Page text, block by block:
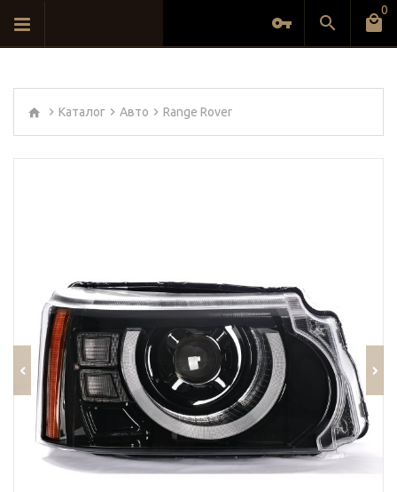
0
Каталог Авто Range Rover